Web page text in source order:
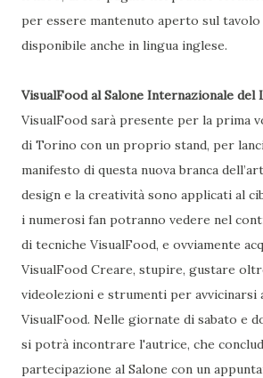
per essere mantenuto aperto sul tavolo
disponibile anche in lingua inglese.
VisualFood al Salone Internazionale del
VisualFood sarà presente per la prima
di Torino con un proprio stand, per
manifesto di questa nuova branca
design e la creatività sono applicati al
i numerosi fan potranno vedere nel
di tecniche VisualFood, e ovviamente
VisualFood Creare, stupire, gustare
videolezioni e strumenti per avvicinarsi
VisualFood. Nelle giornate di sabato e
si potrà incontrare l'autrice, che
partecipazione al Salone con un